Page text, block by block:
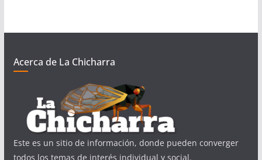
Acerca de La Chicharra
Este es un sitio de información, donde pueden converger
todos los temas de interés individual y social.